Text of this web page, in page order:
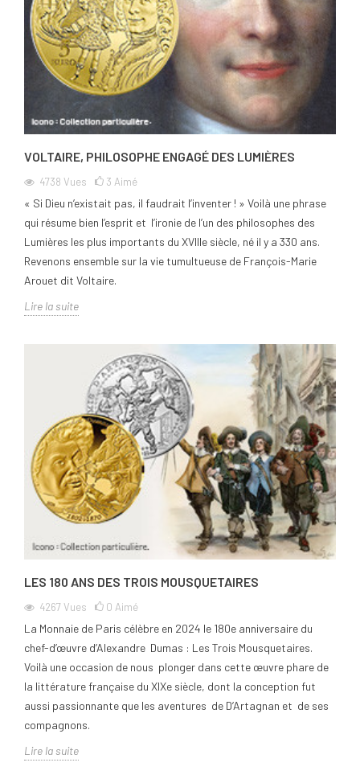
VOLTAIRE, PHILOSOPHE ENGAGÉ DES LUMIÈRES
4738 Vues 3 Aimé
« Si Dieu n’existait pas, il faudrait l’inventer ! » Voilà une phrase
qui résume bien l’esprit et l’ironie de l’un des philosophes des
Lumières les plus importants du XVIIIe siècle, né il y a 330 ans.
Revenons ensemble sur la vie tumultueuse de François-Marie
Arouet dit Voltaire.
Lire la suite
LES 180 ANS DES TROIS MOUSQUETAIRES
4267Vues 0 Aimé
La Monnaie de Paris célèbre en 2024 le 180e anniversaire du
chef-d’œuvre d’Alexandre Dumas : Les Trois Mousquetaires.
Voilà une occasion de nous plonger dans cette œuvre phare de
la littérature française du XIXe siècle, dont la conception fut
aussi passionnante que les aventures de D’Artagnan et de ses
compagnons.
Lire la suite